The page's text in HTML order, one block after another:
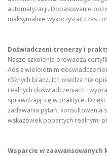
automatyzacji. Dopasowanie
maksymalnie wykorzystać czas i
Doświadczeni trenerzy i
Nasze szkolenia prowadzą
Ads z wieloletnim
różnych branż. Ich wiedza nie
realnych doświadczeniach i
sprawdzają się w praktyce.
zadawania pytań,
wskazówek popartych realnymi
Wsparcie w zaawansowanych